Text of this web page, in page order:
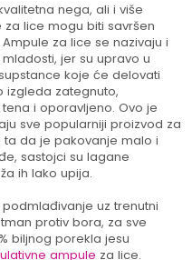
nega, ali i više
lice mogu biti savršen
za lice se nazivaju i
jer su upravo u
koje će delovati
izgleda zategnuto,
i oporavljeno. Ovo je
sve popularniji proizvod za
da je pakovanje malo i
sastojci su lagane
ih lako upija.
uz trenutni
protiv bora, za sve
biljnog porekla jesu
ampule za lice.